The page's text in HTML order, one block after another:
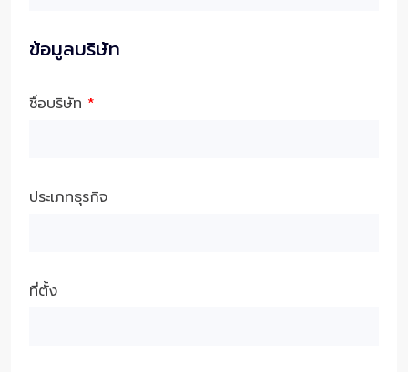
ข้อมูลบริษัท
ชื่อบริษัท *
ประเภทธุรกิจ
ที่ตั้ง